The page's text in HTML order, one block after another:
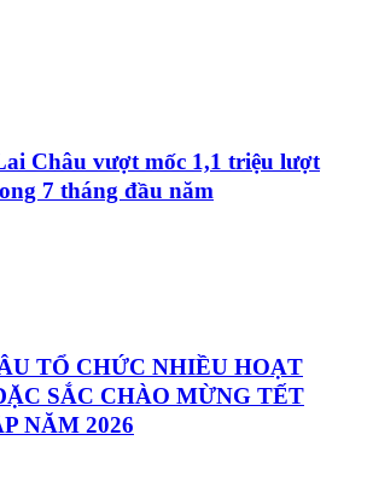
Châu vượt mốc 1,1 triệu lượt
7 tháng đầu năm
TỔ CHỨC NHIỀU HOẠT
SẮC CHÀO MỪNG TẾT
NĂM 2026